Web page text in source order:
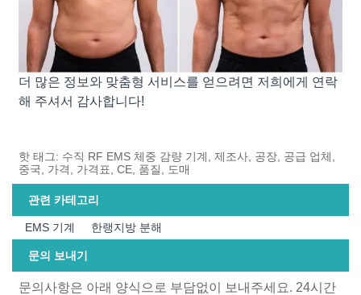
더 많은 정보와 맞춤형 서비스를 얻으려면 저희에게 연락
해 주셔서 감사합니다!
핫 태그: 수직 RF EMS 체중 감량 기계, 제조사, 공장, 공급 업체,
중국, 가격, 가격표, CE, 품질, 도매
관련 카테고리
EMS 기계 한랭지방 분해
문의 보내기
문의사항은 아래 양식으로 부담없이 보내주세요. 24시간